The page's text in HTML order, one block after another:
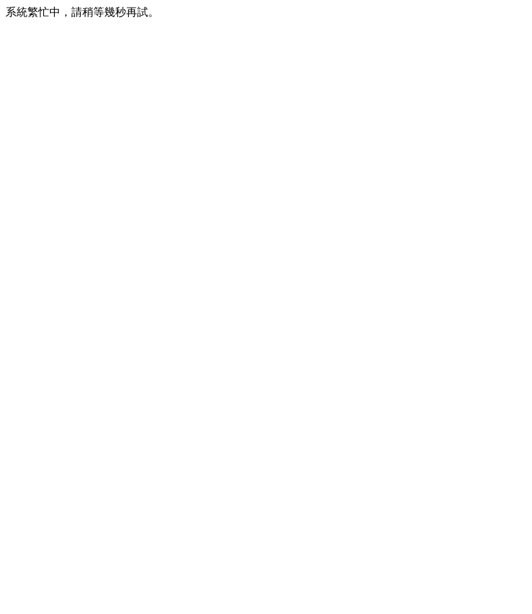
系統繁忙中，請稍等幾秒再試。